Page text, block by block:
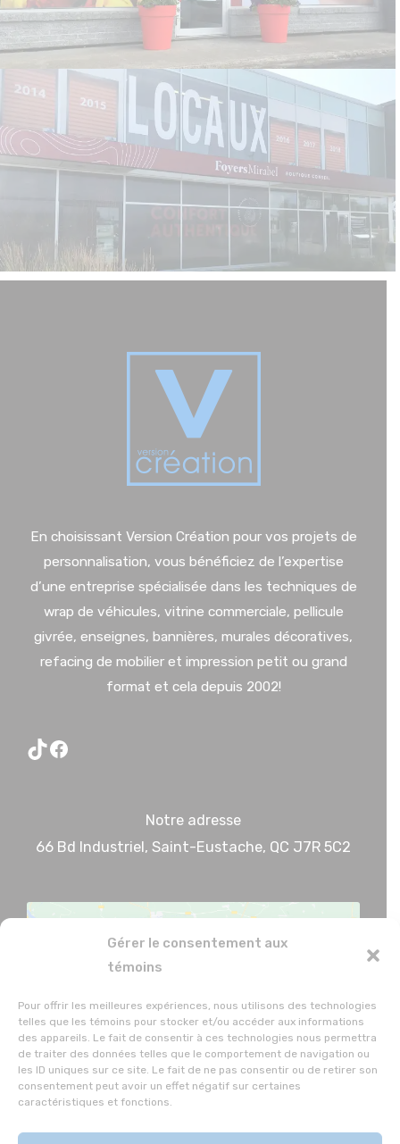
Gérer le consentement aux
témoins
Pour offrir les meilleures expériences, nous utilisons des technologies
telles que les témoins pour stocker et/ou accéder aux informations
des appareils. Le fait de consentir à ces technologies nous permettra
de traiter des données telles que le comportement de navigation ou
les ID uniques sur ce site. Le fait de ne pas consentir ou de retirer son
consentement peut avoir un effet négatif sur certaines
caractéristiques et fonctions.
En choisissant Version Création pour vos projets de
personnalisation, vous bénéficiez de l’expertise
d’une entreprise spécialisée dans les techniques de
wrap de véhicules, vitrine commerciale, pellicule
givrée, enseignes, bannières, murales décoratives,
refacing de mobilier et impression petit ou grand
format et cela depuis 2002!
TikTok
Facebook
Notre adresse
66 Bd Industriel, Saint-Eustache, QC J7R 5C2
Cliquez pour accepter les témoins
marketing et activer ce contenu